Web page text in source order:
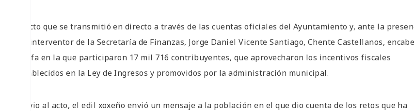
El acto que se transmitió en directo a través de las cuentas oficiales del Ayuntamiento y, ante la
del interventor de la Secretaría de Finanzas, Jorge Daniel Vicente Santiago, Chente Castellanos,
la rifa en la que participaron 17 mil 716 contribuyentes, que aprovecharon los incentivos fiscales
establecidos en la Ley de Ingresos y promovidos por la administración municipal.
Previo al acto, el edil xoxeño envió un mensaje a la población en el que dio cuenta de los retos que ha